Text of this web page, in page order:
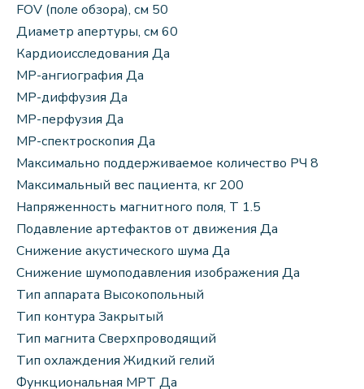
FOV (поле обзора), см 50
Диаметр апертуры, см 60
Кардиоисследования Да
МР-ангиография Да
МР-диффузия Да
МР-перфузия Да
МР-спектроскопия Да
Максимально поддерживаемое количество РЧ 8
Максимальный вес пациента, кг 200
Напряженность магнитного поля, Т 1.5
Подавление артефактов от движения Да
Снижение акустического шума Да
Снижение шумоподавления изображения Да
Тип аппарата Высокопольный
Тип контура Закрытый
Тип магнита Сверхпроводящий
Тип охлаждения Жидкий гелий
Функциональная МРТ Да